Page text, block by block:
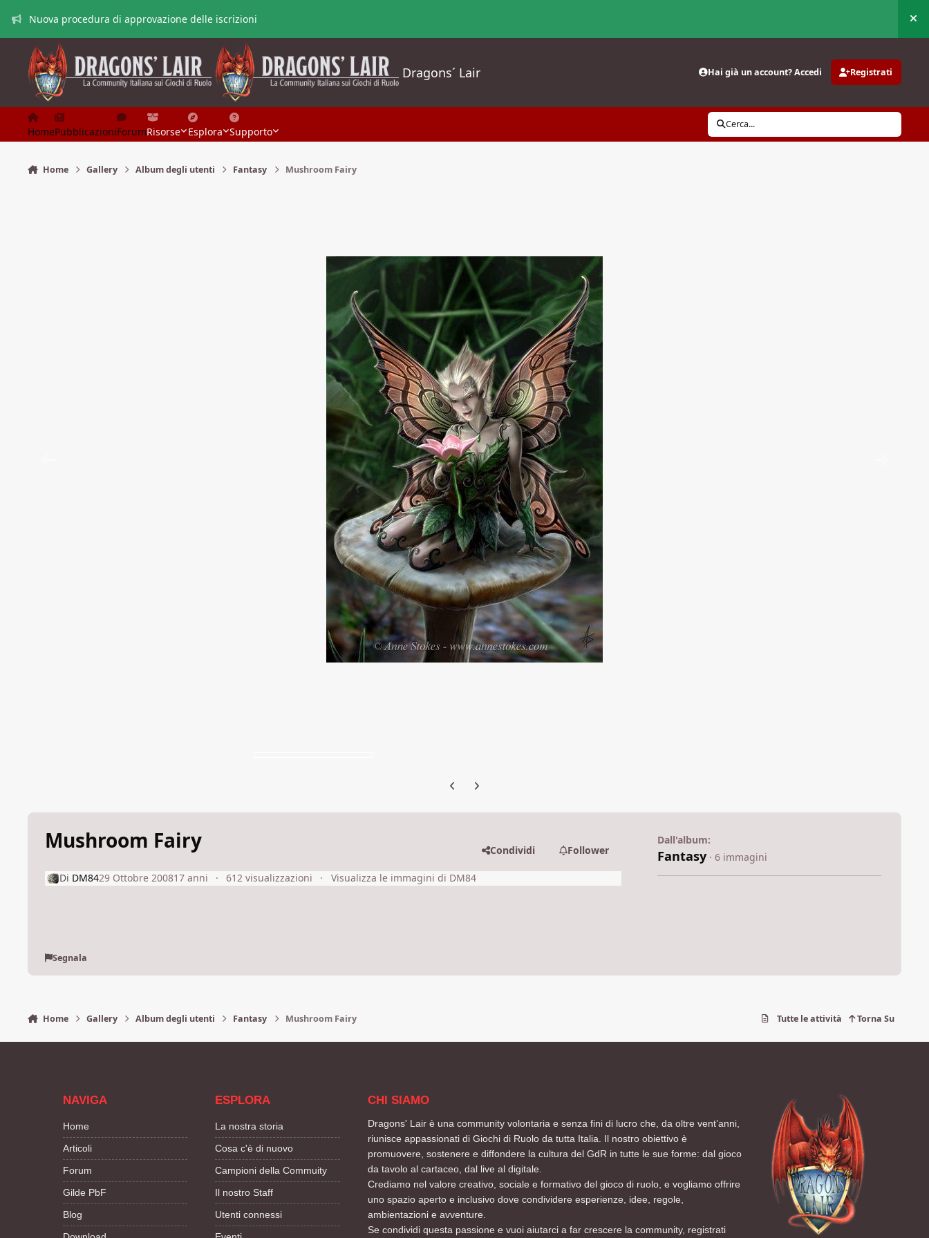
Nuova procedura di approvazione delle iscrizioni
Dragons´ Lair Hai già un account? Accedi Registrati
HomePubblicazioniForumRisorse Esplora Supporto
Cerca...
Home Gallery Album degli utenti Fantasy Mushroom Fairy
Previous carousel slide
Next carousel slide
Mushroom Fairy Condividi Follower
Di DM8429 Ottobre 200817 anni 612 visualizzazioni Visualizza le immagini di DM84
Segnala
Dall'album:
Fantasy · 6 immagini
Home Gallery Album degli utenti Fantasy Mushroom Fairy Tutte le attività Torna Su
NAVIGA
Home
Articoli
Forum
Gilde PbF
Blog
ESPLORA
La nostra storia
Cosa c'è di nuovo
Campioni della Commuity
Il nostro Staff
Utenti connessi
CHI SIAMO
Dragons' Lair è una community volontaria e senza fini di lucro che, da oltre vent’anni,
riunisce appassionati di Giochi di Ruolo da tutta Italia. Il nostro obiettivo è
promuovere, sostenere e diffondere la cultura del GdR in tutte le sue forme: dal gioco
da tavolo al cartaceo, dal live al digitale.
Crediamo nel valore creativo, sociale e formativo del gioco di ruolo, e vogliamo offrire
uno spazio aperto e inclusivo dove condividere esperienze, idee, regole,
ambientazioni e avventure.
Se condividi questa passione e vuoi aiutarci a far crescere la community, registrati